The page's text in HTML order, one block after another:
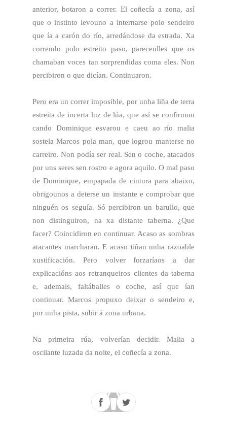
anterior, botaron a correr. El coñecía a zona, así
que o instinto levouno a internarse polo sendeiro
que ía a carón do río, arredándose da estrada. Xa
correndo polo estreito paso, pareceulles que os
chamaban voces tan sorprendidas coma eles. Non
percibiron o que dicían. Continuaron.
Pero era un correr imposible, por unha liña de terra
estreita de incerta luz de lúa, que así se confirmou
cando Dominique esvarou e caeu ao río malia
sostela Marcos pola man, que logrou manterse no
carreiro. Non podía ser real. Sen o coche, atacados
por uns seres sen rostro e agora aquilo. O mal paso
de Dominique, empapada de cintura para abaixo,
obrigounos a deterse un instante e comprobar que
ninguén os seguía. Só percibiron un barullo, que
non distinguiron, na xa distante taberna. ¿Que
facer? Coincidiron en continuar. Acaso as sombras
atacantes marcharan. E acaso tiñan unha razoable
xustificación. Pero volver forzaríaos a dar
explicacións aos retranqueiros clientes da taberna
e, ademais, faltáballes o coche, así que ían
continuar. Marcos propuxo deixar o sendeiro e,
por unha pista, subir á zona urbana.
Na primeira rúa, volverían decidir. Malia a
oscilante luzada da noite, el coñecía a zona.